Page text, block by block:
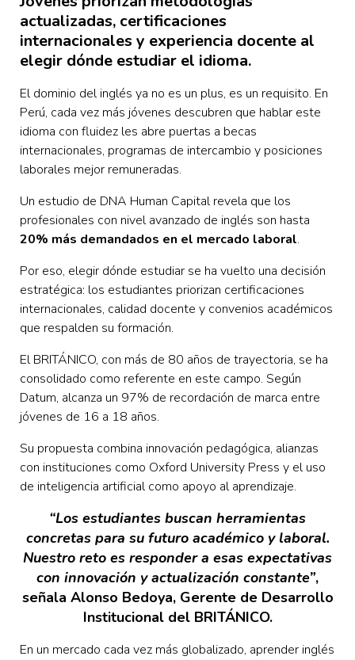
actualizadas, certificaciones
internacionales y experiencia docente al
elegir dónde estudiar el idioma.
El dominio del inglés ya no es un plus, es un requisito. En
Perú, cada vez más jóvenes descubren que hablar este
idioma con fluidez les abre puertas a becas
internacionales, programas de intercambio y posiciones
laborales mejor remuneradas.
Un estudio de DNA Human Capital revela que los
profesionales con nivel avanzado de inglés son hasta
20% más demandados en el mercado laboral.
Por eso, elegir dónde estudiar se ha vuelto una decisión
estratégica: los estudiantes priorizan certificaciones
internacionales, calidad docente y convenios académicos
que respalden su formación.
El BRITÁNICO, con más de 80 años de trayectoria, se ha
consolidado como referente en este campo. Según
Datum, alcanza un 97% de recordación de marca entre
jóvenes de 16 a 18 años.
Su propuesta combina innovación pedagógica, alianzas
con instituciones como Oxford University Press y el uso
de inteligencia artificial como apoyo al aprendizaje.
“Los estudiantes buscan herramientas
concretas para su futuro académico y laboral.
Nuestro reto es responder a esas expectativas
con innovación y actualización constante”,
señala Alonso Bedoya, Gerente de Desarrollo
Institucional del BRITÁNICO.
En un mercado cada vez más globalizado, aprender inglés